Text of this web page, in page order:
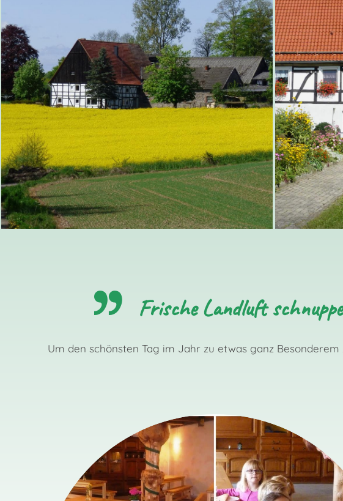
Frische Landluft
Um den schönsten Tag im Jahr zu etwas ganz